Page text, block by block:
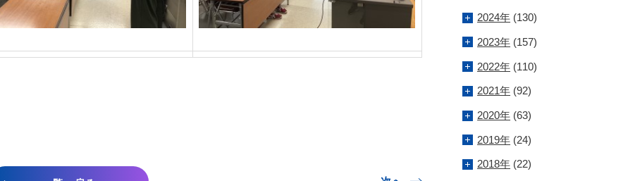
2024年 (130)
2023年 (157)
2022年 (110)
2021年 (92)
2020年 (63)
2019年 (24)
2018年 (22)